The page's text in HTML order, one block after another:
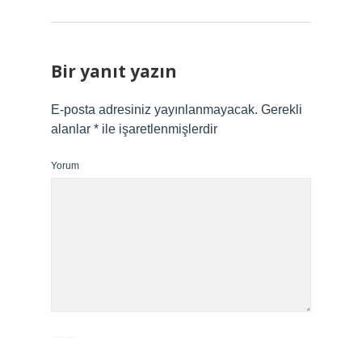
Bir yanıt yazın
E-posta adresiniz yayınlanmayacak. Gerekli
alanlar * ile işaretlenmişlerdir
Yorum